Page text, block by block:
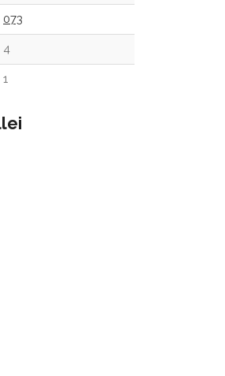
073
4
1